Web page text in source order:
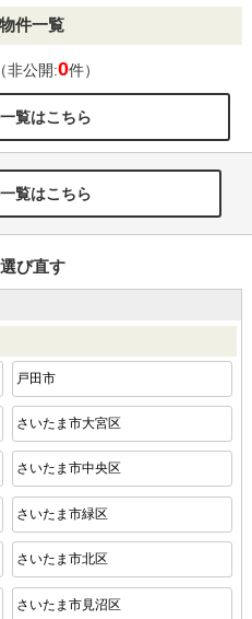
件一覧
非公開:0件）
覧はこちら
覧はこちら
び直す
戸田市
さいたま市大宮区
さいたま市中央区
さいたま市緑区
さいたま市北区
さいたま市見沼区